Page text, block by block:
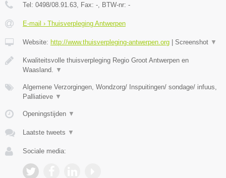
Tel: 0498/08.91.63 , Fax: - , BTW-nr: -
E-mail › Thuisverpleging Antwerpen
Website: http://www.thuisverpleging-antwerpen.org Screenshot ▼
Kwaliteitsvolle thuisverpleging Regio Groot Antwerpen en
Waasland.
▼
Algemene Verzorgingen, Wondzorg/ Inspuitingen/ sondage/ infuus,
Palliatieve ▼
Openingstijden ▼
Laatste tweets ▼
Sociale media: